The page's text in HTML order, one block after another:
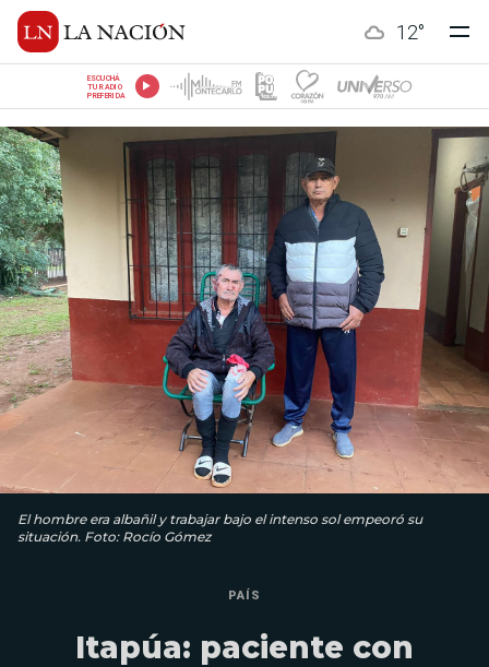
12°
ESCUCHÁ
TU RADIO
PREFERIDA
El hombre era albañil y trabajar bajo el intenso sol empeoró su
situación. Foto: Rocío Gómez
PAÍS
Itapúa: paciente con